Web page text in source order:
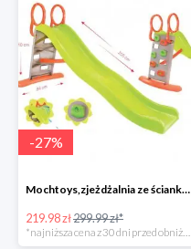
-27%
Mochtoys,zjeżdżalnia ze ścianką wspinaczkową
219.98 zł299.99 zł*
*najniższa cena z 30 dni przed obniżką